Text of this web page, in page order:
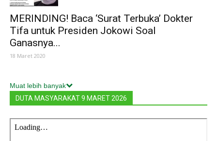
MERINDING! Baca ‘Surat Terbuka’ Dokter
Tifa untuk Presiden Jokowi Soal
Ganasnya...
18 Maret 2020
Muat lebih banyak
DUTA MASYARAKAT 9 MARET 2026